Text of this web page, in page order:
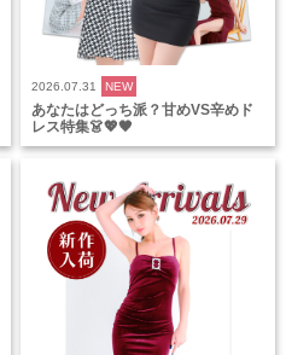
2026.07.31 NEW
あなたはどっち派？甘めVS辛めド
レス特集👗💖🖤